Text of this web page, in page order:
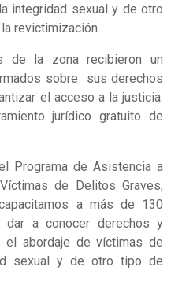
integridad sexual y de otro
revictimización.
de la zona recibieron un
sobre sus derechos
el acceso a la justicia.
jurídico gratuito de
Programa de Asistencia a
de Delitos Graves,
a más de 130
dar a conocer derechos y
el abordaje de víctimas de
sexual y de otro tipo de